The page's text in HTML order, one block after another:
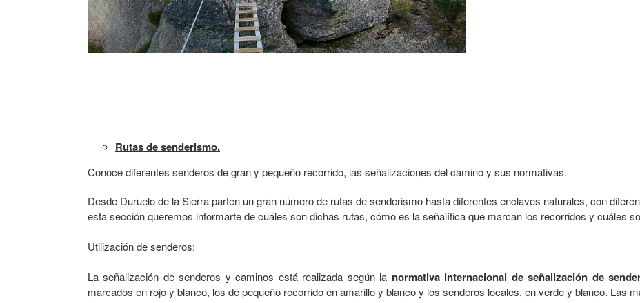
Rutas de senderismo.
Conoce diferentes senderos de gran y pequeño recorrido, las señalizaciones del camino y sus normativas.
Desde Duruelo de la Sierra parten un gran número de rutas de senderismo hasta diferentes enclaves naturales, con
esta sección queremos informarte de cuáles son dichas rutas, cómo es la señalítica que marcan los recorridos y cuáles
Utilización de senderos:
La señalización de senderos y caminos está realizada según la normativa internacional de señalización de
marcados en rojo y blanco, los de pequeño recorrido en amarillo y blanco y los senderos locales, en verde y blanco. Las